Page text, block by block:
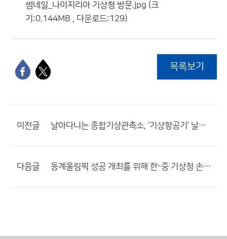
썸네일_나이지리아 기상청 방문.jpg (크
기:0.144MB , 다운로드:129)
목록보기
이전글 날아다니는 종합기상관측소, ‘기상항공기’ 날개를 펴다!
다음글 동계올림픽 성공 개최를 위해 한-중 기상청 손을 맞잡다